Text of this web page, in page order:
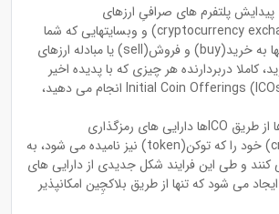
پلتفرم های صرافیِ ارزهای
رمزگذاری شده(cryptocurrency exchange) و وبسایتهایی که شما
می توانید از طریق آنها به خرید(buy) و فروش(sell) یا مبادله ارزهای
کاملا دربردارنده هر چیزی که با پدیده اخیر
عرضه اولیه سکه ( Initial Coin Offerings (ICOs) انجام می دهید،
شرکت ها و سازمان ها از طریق ICOها دارایی های رمزگذاری
شده(crypto-assets) خود را که توکن(token) نیز نامیده می شود، به
کنند و طی این فرایند شکل جدیدی از دارایی های
می شود که تنها از طریق بلاکچِین امکانپذیر